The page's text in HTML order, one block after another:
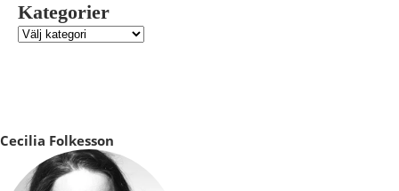
Kategorier
Cecilia Folkesson